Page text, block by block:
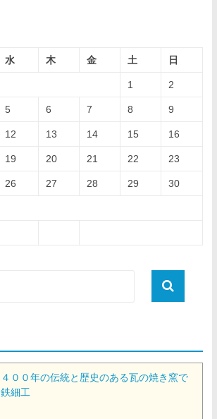
水 木 金 土 日
1 2
5 6 7 8 9
12 13 14 15 16
19 20 21 22 23
26 27 28 29 30
４００年の伝統と歴史のある瓦の焼き窯で
鉄細工